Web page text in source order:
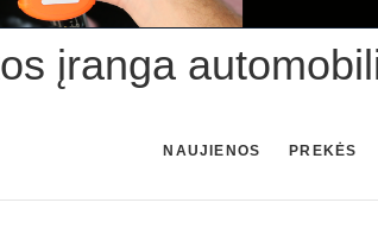
įranga
NAUJIENOS PREKĖS